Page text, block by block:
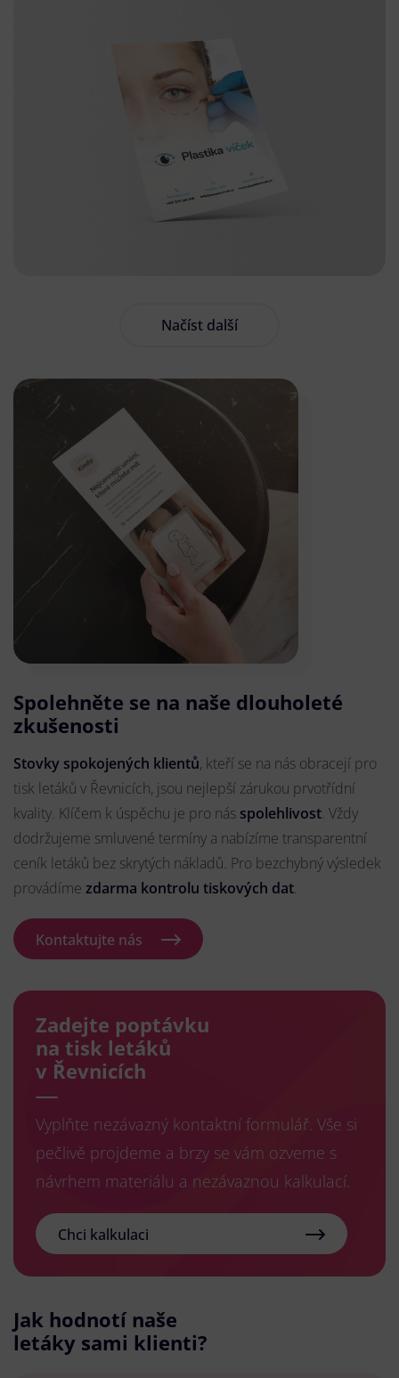
Načíst další
Spolehněte se na naše dlouholeté
zkušenosti
Stovky spokojených klientů, kteří se na nás obracejí pro
tisk letáků v Řevnicích, jsou nejlepší zárukou prvotřídní
kvality. Klíčem k úspěchu je pro nás spolehlivost. Vždy
dodržujeme smluvené termíny a nabízíme transparentní
ceník letáků bez skrytých nákladů. Pro bezchybný výsledek
provádíme zdarma kontrolu tiskových dat.
Kontaktujte nás
Zadejte poptávku
na tisk letáků
v Řevnicích
Vyplňte nezávazný kontaktní formulář. Vše si
pečlivě projdeme a brzy se vám ozveme s
návrhem materiálu a nezávaznou kalkulací.
Chci kalkulaci
Jak hodnotí naše
letáky sami klienti?